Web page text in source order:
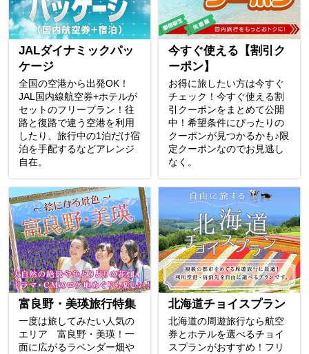
JALダイナミックパッ
ケージ
全国の空港から出発OK！
JAL国内線航空券+ホテルが
セットのフリープラン！往
路と復路で違う空港を利用
したり、旅行中の1泊だけ宿
泊を手配するなどアレンジ
自在。
今すぐ使える【割引ク
ーポン】
お得に旅したい方は今すぐ
チェック！今すぐ使える割
引クーポンをまとめて公開
中！希望条件にぴったりの
クーポンが見つかるかも♪限
定クーポンなのでお見逃し
なく。
富良野・美瑛旅行特集
一度は旅してみたい人気の
エリア 富良野・美瑛！一
面に広がるラベンダー畑や
北海道チョイスプラン
北海道の周遊旅行なら航空
券とホテルを選べるチョイ
スプランがおすすめ！フリ